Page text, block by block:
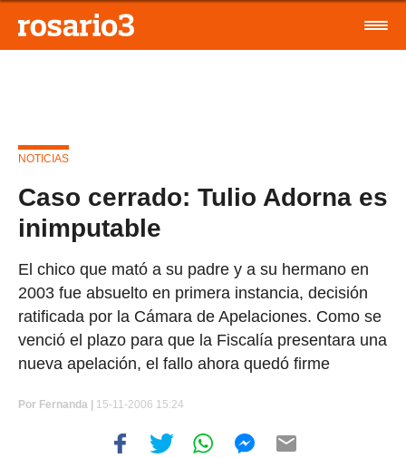
NOTICIAS
Caso cerrado: Tulio Adorna es
inimputable
El chico que mató a su padre y a su hermano en
2003 fue absuelto en primera instancia, decisión
ratificada por la Cámara de Apelaciones. Como se
venció el plazo para que la Fiscalía presentara una
nueva apelación, el fallo ahora quedó firme
Por Fernanda | 15-11-2006 15:24